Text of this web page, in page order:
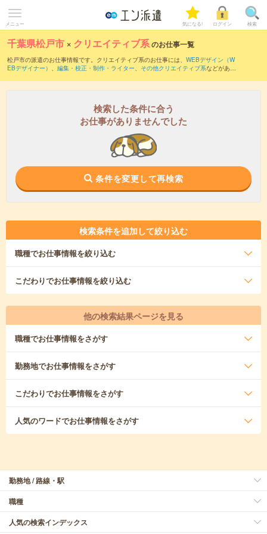
メニュー 気になる! ログイン 検索
千葉県松戸市 × クリエイティブ系のお仕事一覧
松戸市の派遣のお仕事情報です。クリエイティブ系のお仕事には、 WEBデザイン（W
EBデザイナー） 、 編集・校正・制作・ライター、 その他クリエイティブ系などがあり
検索した条件に合う
お仕事がありませんでした
条件を変更して再検索
検索条件を追加して絞り込む
職種でお仕事情報を絞り込む
こだわりでお仕事情報を絞り込む
他の検索結果ページを見る
職種でお仕事情報をさがす
勤務地でお仕事情報をさがす
こだわりでお仕事情報をさがす
人気のワードでお仕事情報をさがす
勤務地 / 路線・駅
職種
人気の検索インデックス